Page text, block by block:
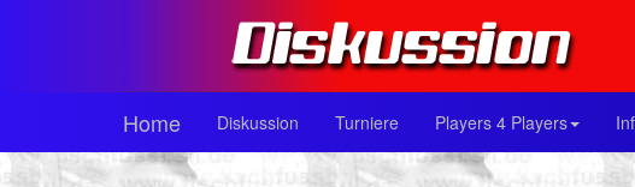
Home Diskussion Turniere Players 4 Players